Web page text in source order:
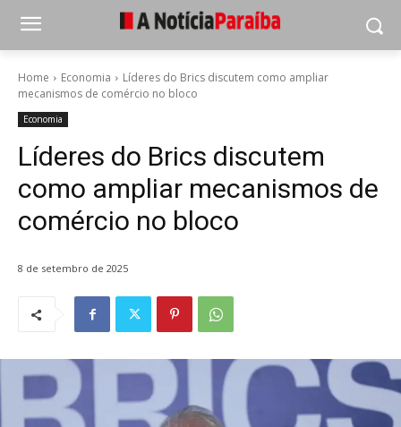
Home Economia
Líderes do Brics discutem como ampliar
mecanismos de comércio no bloco
Economia
Líderes do Brics discutem
como ampliar mecanismos de
comércio no bloco
8 de setembro de 2025